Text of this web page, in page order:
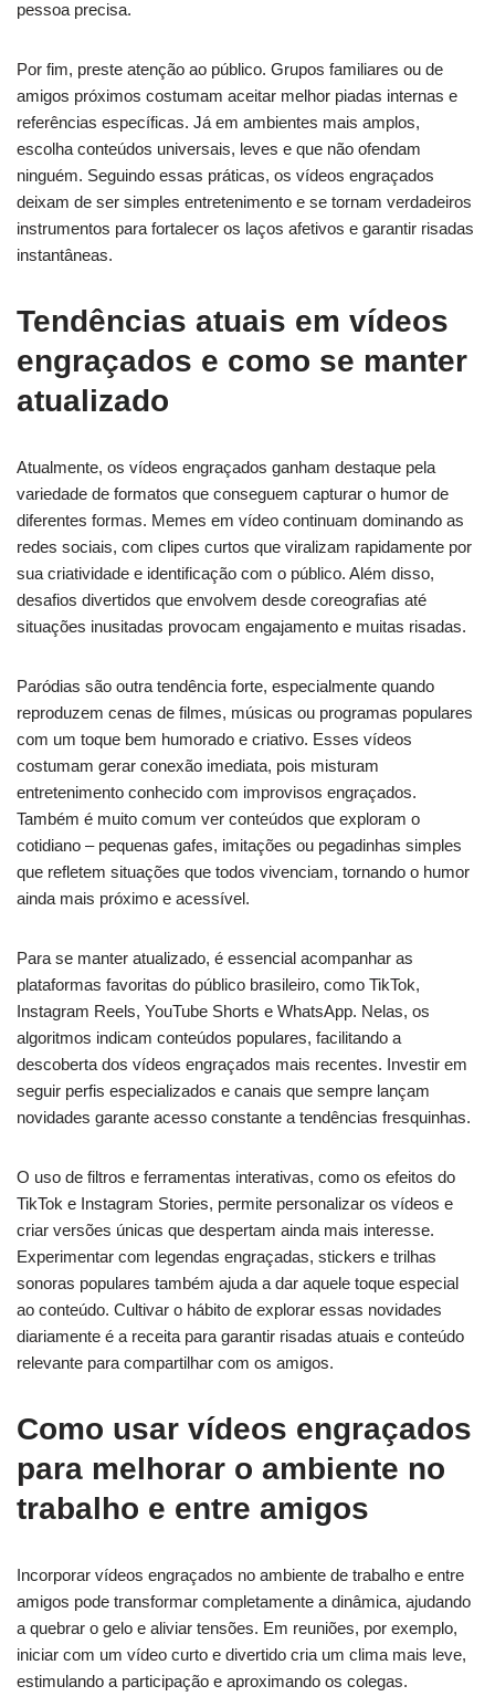
pessoa precisa.
Por fim, preste atenção ao público. Grupos familiares ou de
amigos próximos costumam aceitar melhor piadas internas e
referências específicas. Já em ambientes mais amplos,
escolha conteúdos universais, leves e que não ofendam
ninguém. Seguindo essas práticas, os vídeos engraçados
deixam de ser simples entretenimento e se tornam verdadeiros
instrumentos para fortalecer os laços afetivos e garantir risadas
instantâneas.
Tendências atuais em vídeos
engraçados e como se manter
atualizado
Atualmente, os vídeos engraçados ganham destaque pela
variedade de formatos que conseguem capturar o humor de
diferentes formas. Memes em vídeo continuam dominando as
redes sociais, com clipes curtos que viralizam rapidamente por
sua criatividade e identificação com o público. Além disso,
desafios divertidos que envolvem desde coreografias até
situações inusitadas provocam engajamento e muitas risadas.
Paródias são outra tendência forte, especialmente quando
reproduzem cenas de filmes, músicas ou programas populares
com um toque bem humorado e criativo. Esses vídeos
costumam gerar conexão imediata, pois misturam
entretenimento conhecido com improvisos engraçados.
Também é muito comum ver conteúdos que exploram o
cotidiano – pequenas gafes, imitações ou pegadinhas simples
que refletem situações que todos vivenciam, tornando o humor
ainda mais próximo e acessível.
Para se manter atualizado, é essencial acompanhar as
plataformas favoritas do público brasileiro, como TikTok,
Instagram Reels, YouTube Shorts e WhatsApp. Nelas, os
algoritmos indicam conteúdos populares, facilitando a
descoberta dos vídeos engraçados mais recentes. Investir em
seguir perfis especializados e canais que sempre lançam
novidades garante acesso constante a tendências fresquinhas.
O uso de filtros e ferramentas interativas, como os efeitos do
TikTok e Instagram Stories, permite personalizar os vídeos e
criar versões únicas que despertam ainda mais interesse.
Experimentar com legendas engraçadas, stickers e trilhas
sonoras populares também ajuda a dar aquele toque especial
ao conteúdo. Cultivar o hábito de explorar essas novidades
diariamente é a receita para garantir risadas atuais e conteúdo
relevante para compartilhar com os amigos.
Como usar vídeos engraçados
para melhorar o ambiente no
trabalho e entre amigos
Incorporar vídeos engraçados no ambiente de trabalho e entre
amigos pode transformar completamente a dinâmica, ajudando
a quebrar o gelo e aliviar tensões. Em reuniões, por exemplo,
iniciar com um vídeo curto e divertido cria um clima mais leve,
estimulando a participação e aproximando os colegas.